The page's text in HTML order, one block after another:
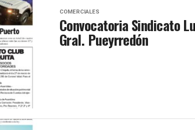
COMERCIALES
Convocatoria Sindicato
Gral. Pueyrredón